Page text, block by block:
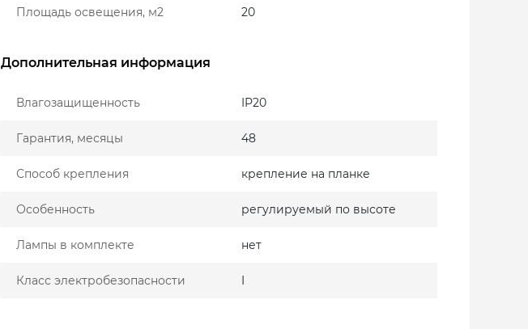
Площадь освещения, м2 20
Дополнительная информация
Влагозащищенность IP20
Гарантия, месяцы 48
Способ крепления крепление на планке
Особенность регулируемый по высоте
Лампы в комплекте нет
Класс электробезопасности I